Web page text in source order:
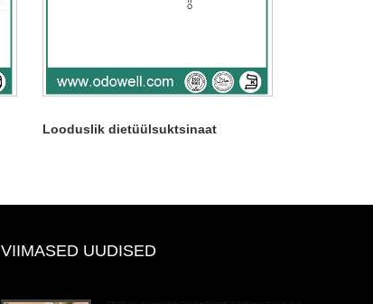
Looduslik dietüülsuktsinaat
VIIMASED UUDISED